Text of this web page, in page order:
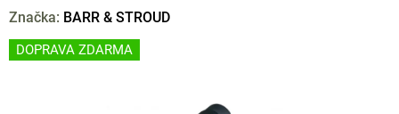
hodnotenie
produktu
je
Značka: BARR & STROUD
DOPRAVA ZDARMA